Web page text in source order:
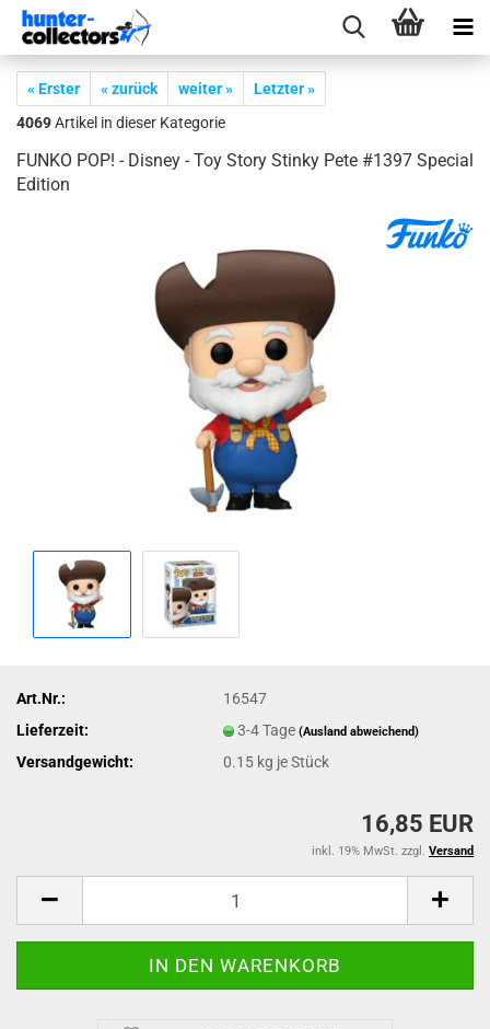
« Erster « zurück weiter »
Letzter »
4069Artikel in dieser Kategorie
FUNKO POP! - Dis­ney - Toy Story Stin­ky Pete #1397 Spe­cial
Edi­ti­on
Art.Nr.:
16547
Lieferzeit:
3-4 Tage(Ausland abweichend)
Versandgewicht: 0.15 kg je Stück
16,85 EUR
inkl. 19% MwSt. zzgl. Versand